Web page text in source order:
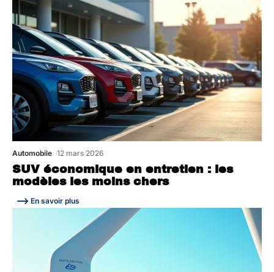
SUV économique en entretien : les
modèles les moins chers
Automobile 12 mars 2026
En savoir plus